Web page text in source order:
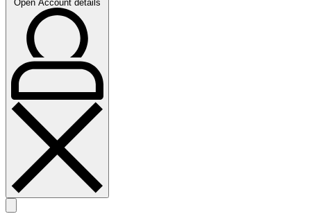
Open Account details